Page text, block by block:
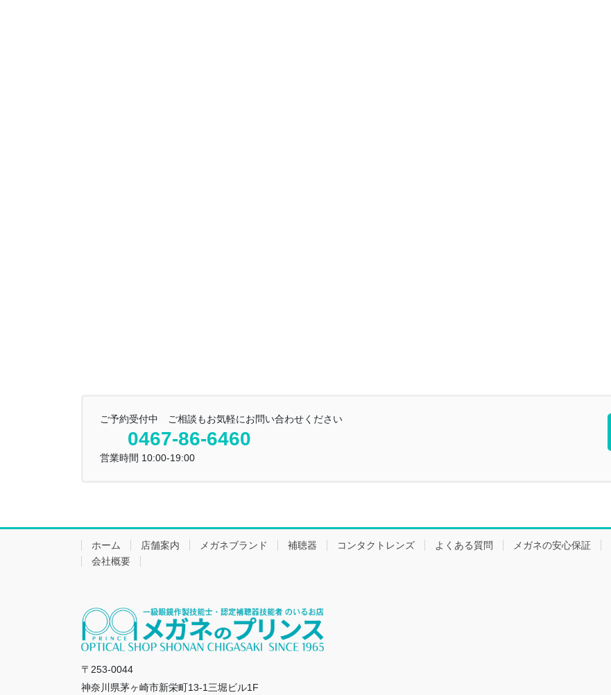
ご予約受付中 ご相談もお気軽にお問い合わせください
0467-86-6460
営業時間 10:00-19:00
ホーム 店舗案内 メガネブランド 補聴器 コンタクトレンズ よくある質問 メガネの安心保証
会社概要
〒253-0044
神奈川県茅ヶ崎市新栄町13-1三堀ビル1F